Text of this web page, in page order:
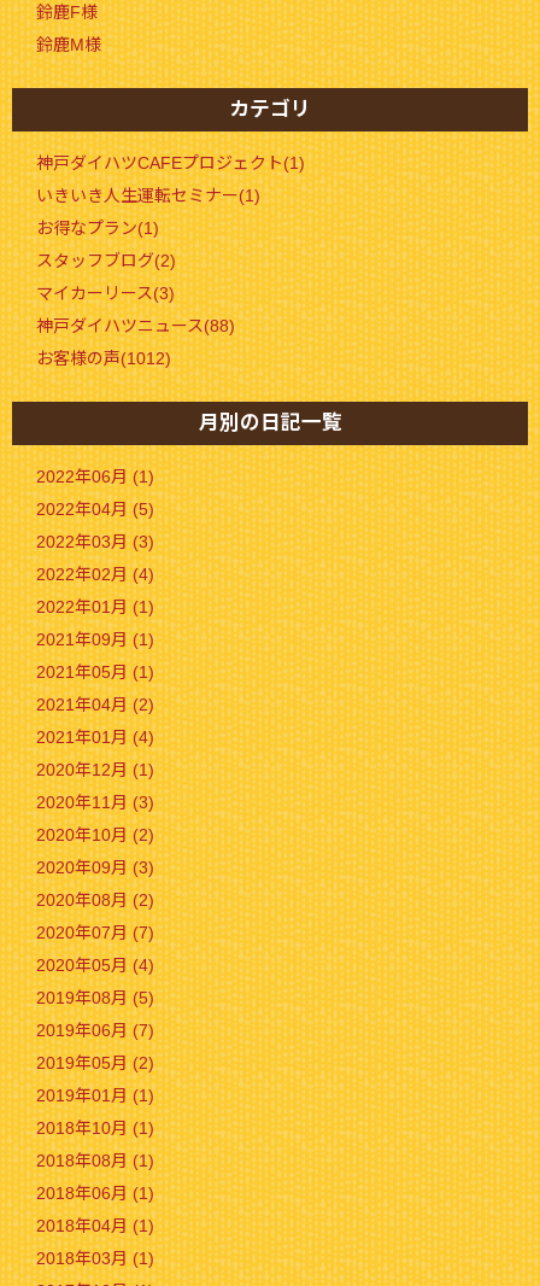
鈴鹿F様
鈴鹿M様
カテゴリ
神戸ダイハツCAFEプロジェクト(1)
いきいき人生運転セミナー(1)
お得なプラン(1)
スタッフブログ(2)
マイカーリース(3)
神戸ダイハツニュース(88)
お客様の声(1012)
月別の日記一覧
2022年06月 (1)
2022年04月 (5)
2022年03月 (3)
2022年02月 (4)
2022年01月 (1)
2021年09月 (1)
2021年05月 (1)
2021年04月 (2)
2021年01月 (4)
2020年12月 (1)
2020年11月 (3)
2020年10月 (2)
2020年09月 (3)
2020年08月 (2)
2020年07月 (7)
2020年05月 (4)
2019年08月 (5)
2019年06月 (7)
2019年05月 (2)
2019年01月 (1)
2018年10月 (1)
2018年08月 (1)
2018年06月 (1)
2018年04月 (1)
2018年03月 (1)